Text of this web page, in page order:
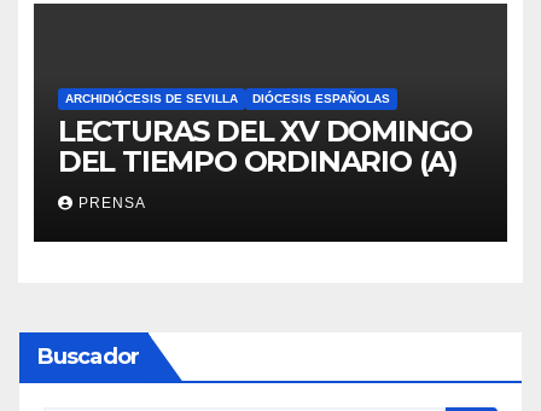
ARCHIDIÓCESIS DE SEVILLA DIÓCESIS ESPAÑOLAS
LECTURAS DEL XV DOMINGO
DEL TIEMPO ORDINARIO (A)
PRENSA
Buscador